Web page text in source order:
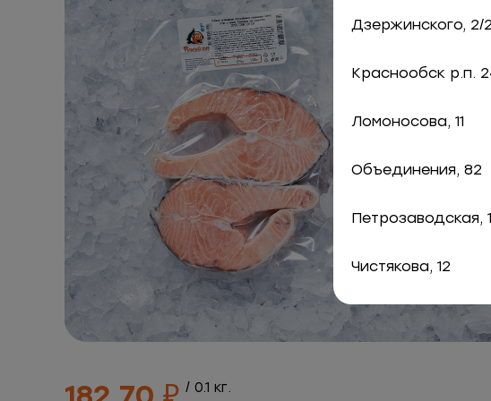
Дзержинского, 2/2
Краснообск р.п.
Ломоносова, 11
Объединения, 82
Петрозаводская,
Чистякова, 12
/ 0.1 кг.